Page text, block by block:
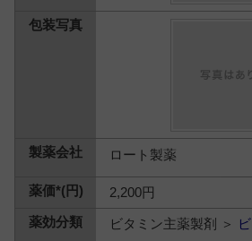
ロート製薬
2,200円
ビタミン主薬製剤 ＞